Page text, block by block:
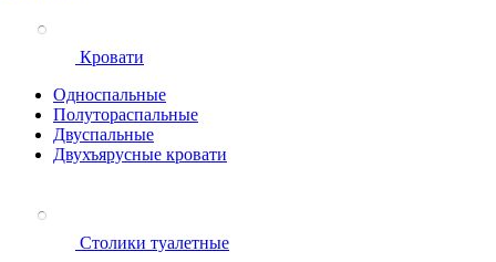
Кровати
Односпальные
Полутораспальные
Двуспальные
Двухъярусные кровати
Столики туалетные